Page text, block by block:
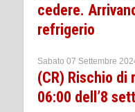
cedere.
refrigerio
Sabato 07 Settembre
(CR) Rischio di
06:00 dell’8